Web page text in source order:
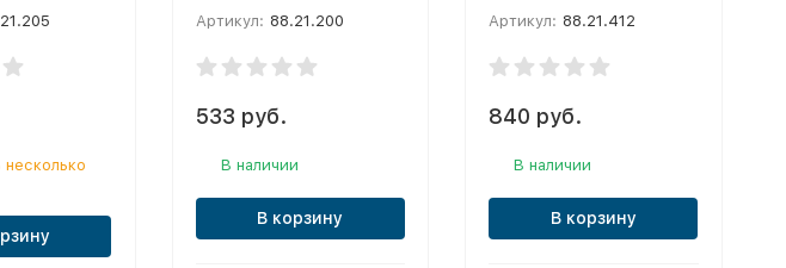
Артикул: 88.21.200
533 руб.
В наличии
В корзину
Артикул: 88.21.412
840 руб.
В наличии
В корзину